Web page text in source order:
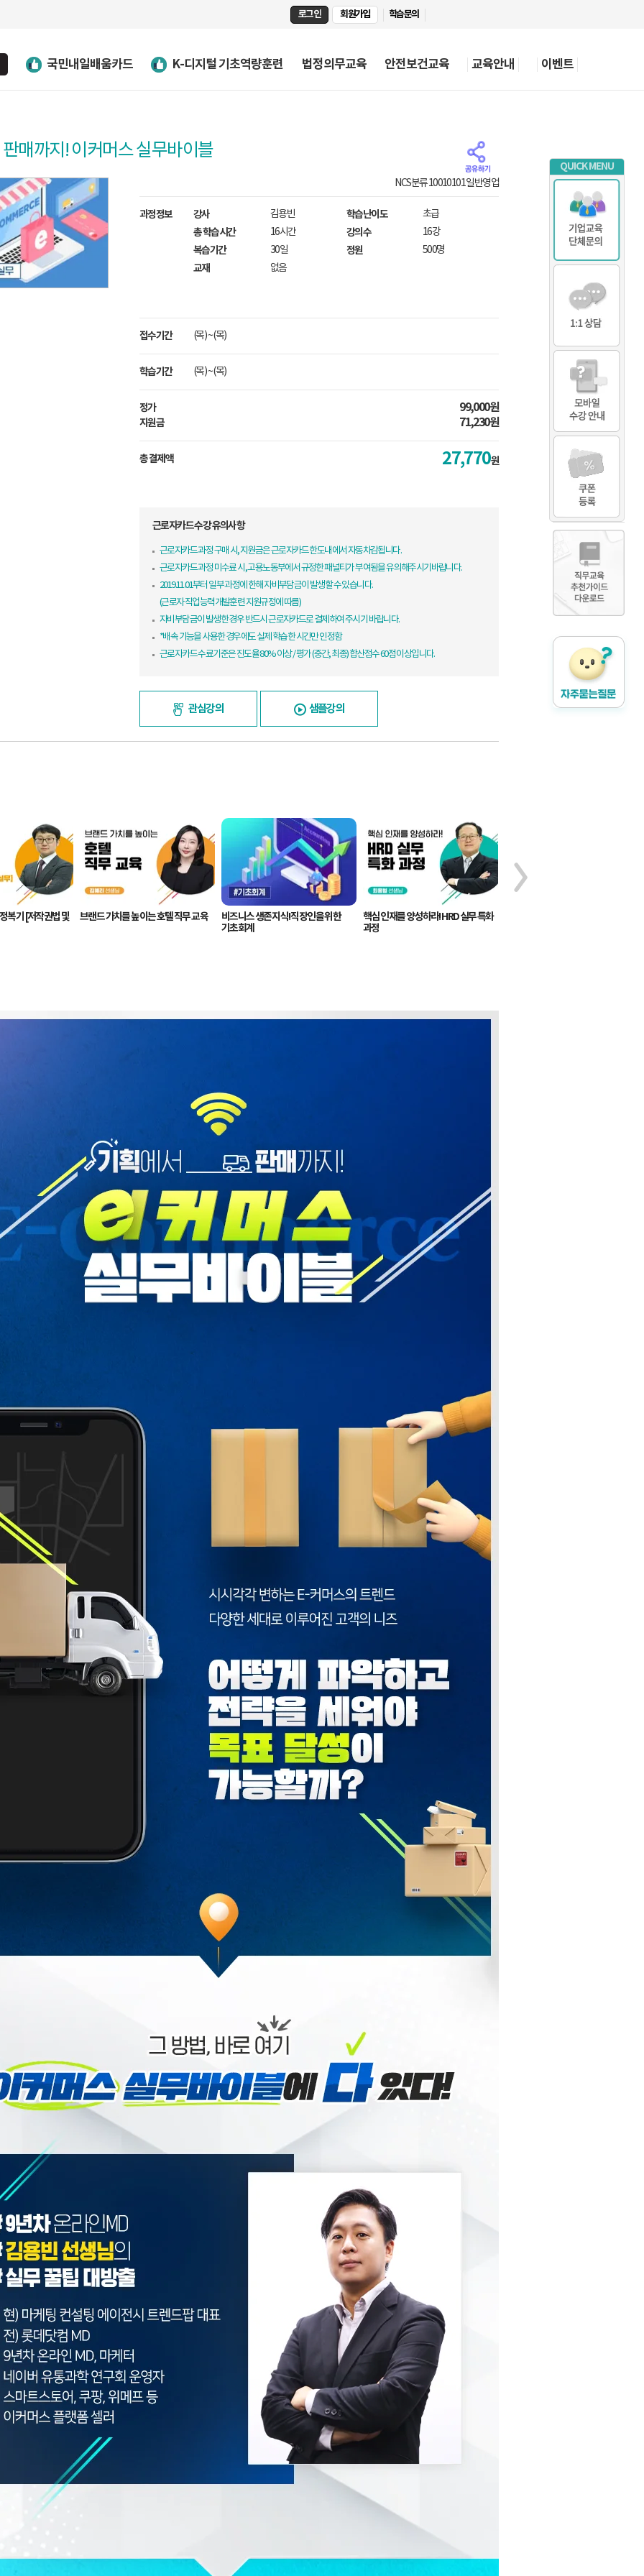
국민내일배움카드 K-디지털 기초역량훈련 법정의무교육 안전보건교육 교육안내 이벤트
로그인 회원가입 학습문의
매까지! 이커머스 실무바이블
NCS분류 10010101 일반영업
과정정보 강사 김용빈 학습난이도 초급
총 학습시간 16시간 강의수 16강
복습기간 30일 정원 500명
교재 없음
접수기간 (목) ~ (목)
학습기간 (목) ~ (목)
정가
지원금
99,000원
71,230원
총 결제액 27,770원
근로자카드 수강 유의사항
근로자카드 과정 구매 시, 지원금은 근로자카드 한도내에서 자동차감됩니다.
근로자카드 과정 미수료 시, 고용노동부에서 규정한 패널티가 부여됨을 유의해주시기바랍니다.
2019.11.01부터 일부 과정에 한해 자비부담금이 발생할 수 있습니다.
(근로자 직업능력개발훈련 지원규정에 따름)
자비부담금이 발생한 경우 반드시 근로자카드로 결제하여 주시기 바랍니다.
*배속 기능을 사용한 경우에도 실제 학습한 시간만 인정함
근로자카드 수료기준은 진도율 80% 이상 / 평가 (중간, 최종) 합산점수 60점 이상입니다.
관심강의 샘플강의
복기 [저작권법 및 브랜드 가치를 높이는 호텔 직무 교육
비즈니스 생존지식! 직장인을 위한
기초회계
핵심 인재를 양성하라! HRD 실무 특화
과정
QUICK MENU